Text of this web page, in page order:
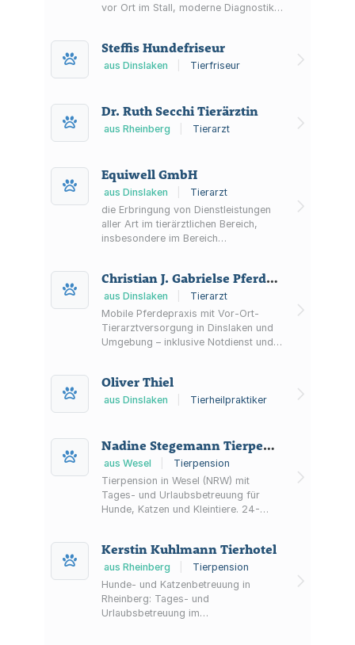
vor Ort im Stall, moderne Diagnostik,
Gebührenordnung (GOT).
Steffis Hundefriseur
aus Dinslaken Tierfriseur
Dr. Ruth Secchi Tierärztin
aus Rheinberg Tierarzt
Equiwell GmbH
aus Dinslaken
Tierarzt
die Erbringung von Dienstleistungen
aller Art im tierärztlichen Bereich,
insbesondere im Bereich
tierärztlichem Gebiet
Christian J. Gabrielse Pferdepraxis Christian J. Gabrielse
aus Dinslaken
Tierarzt
Mobile Pferdepraxis mit Vor-Ort-
Tierarztversorgung in Dinslaken und
Umgebung – inklusive Notdienst und
Produktempfehlungen für Pferde.
Oliver Thiel
aus Dinslaken Tierheilpraktiker
Nadine Stegemann Tierpension
aus Wesel
Tierpension
Tierpension in Wesel (NRW) mit
Tages- und Urlaubsbetreuung für
Hunde, Katzen und Kleintiere. 24-
optionale Webcam und Online-
Buchung.
Kerstin Kuhlmann Tierhotel
aus Rheinberg
Tierpension
Hunde- und Katzenbetreuung in
Rheinberg: Tages- und
Urlaubsbetreuung im